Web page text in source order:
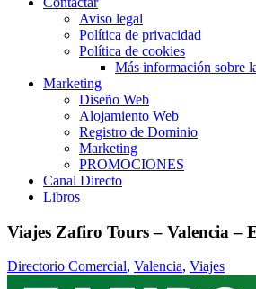
Aviso legal
Política de privacidad
Política de cookies
Más información sobre
Marketing
Diseño Web
Alojamiento Web
Registro de Dominio
Marketing
PROMOCIONES
Canal Directo
Libros
Viajes Zafiro Tours – Valencia –
Directorio Comercial, Valencia, Viajes